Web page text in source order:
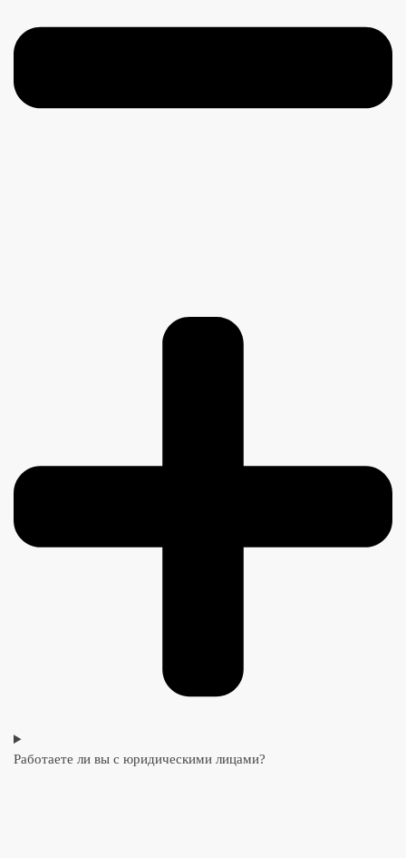
Работаете ли вы с юридическими лицами?